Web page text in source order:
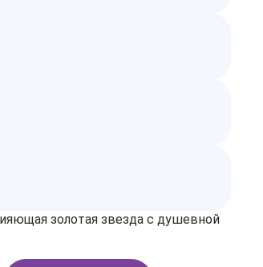
золотая звезда с душевной